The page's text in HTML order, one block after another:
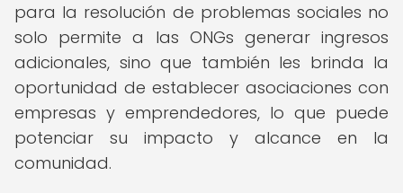
para la resolución de problemas sociales no
solo permite a las ONGs generar ingresos
adicionales, sino que también les brinda la
oportunidad de establecer asociaciones con
empresas y emprendedores, lo que puede
potenciar su impacto y alcance en la
comunidad.